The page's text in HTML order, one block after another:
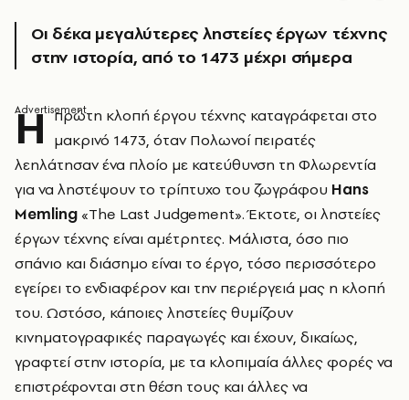
Οι δέκα μεγαλύτερες ληστείες έργων τέχνης
στην ιστορία, από το 1473 μέχρι σήμερα
Η πρώτη κλοπή έργου τέχνης καταγράφεται στο
μακρινό 1473, όταν Πολωνοί πειρατές
λεηλάτησαν ένα πλοίο με κατεύθυνση τη Φλωρεντία
για να ληστέψουν το τρίπτυχο του ζωγράφου Hans
Memling «The Last Judgement». Έκτοτε, οι ληστείες
έργων τέχνης είναι αμέτρητες. Μάλιστα, όσο πιο
σπάνιο και διάσημο είναι το έργο, τόσο περισσότερο
εγείρει το ενδιαφέρον και την περιέργειά μας η κλοπή
του. Ωστόσο, κάποιες ληστείες θυμίζουν
κινηματογραφικές παραγωγές και έχουν, δικαίως,
γραφτεί στην ιστορία, με τα κλοπιμαία άλλες φορές να
επιστρέφονται στη θέση τους και άλλες να